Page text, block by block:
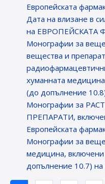
Европейската
Датa на влизане в
на ЕВРОПЕЙСКАТА
Монографии за
вещества и
хуманната
(до допълнение
Монографии за
ПРЕПАРАТИ,
Европейската
Монографии за
медицина,
допълнение 10.7) на